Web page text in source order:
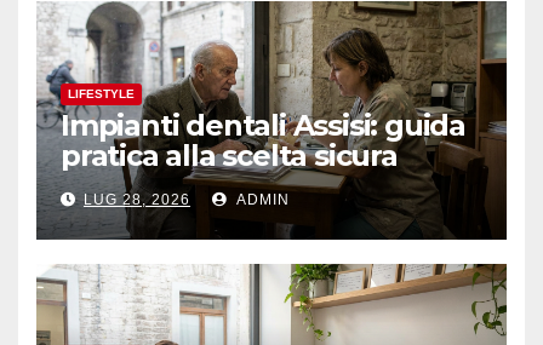
LIFESTYLE
Impianti dentali Assisi: guida
pratica alla scelta sicura
LUG 28, 2026 ADMIN